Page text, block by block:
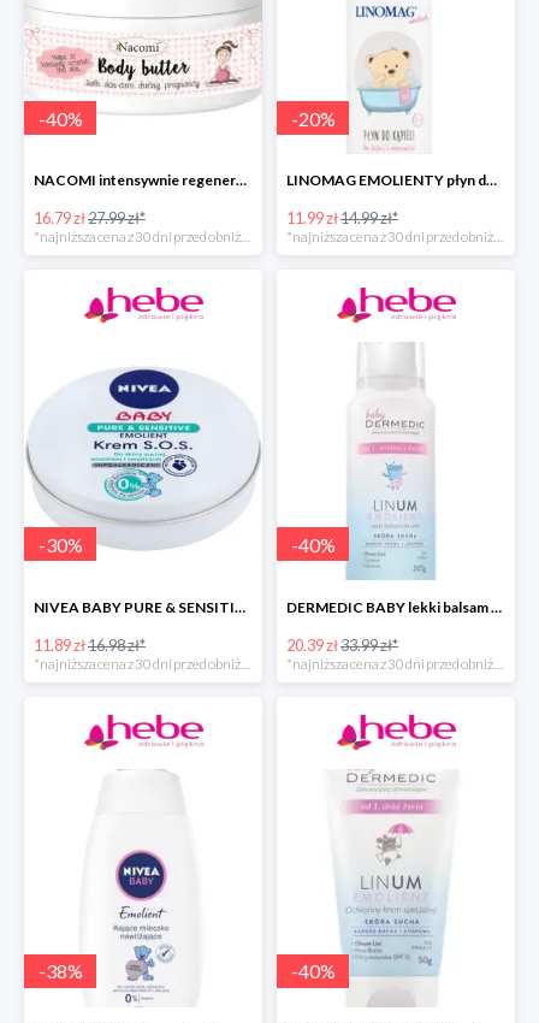
-40%
NACOMI intensywnie regenerujące masło do ciała dla kobiet w ciąży
16.79 zł27.99 zł*
*najniższa cena z 30 dni przed obniżką
-20%
LINOMAG EMOLIENTY płyn do kąpieli dla dzieci i niemowląt
11.99 zł14.99 zł*
*najniższa cena z 30 dni przed obniżką
-30%
NIVEA BABY PURE & SENSITIVE krem dla dzieci
11.89 zł16.98 zł*
-40%
DERMEDIC BABY lekki balsam do ciała
20.39 zł33.99 zł*
-38% -40%